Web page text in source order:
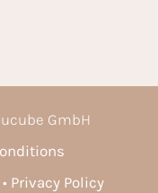
GmbH
Privacy Policy